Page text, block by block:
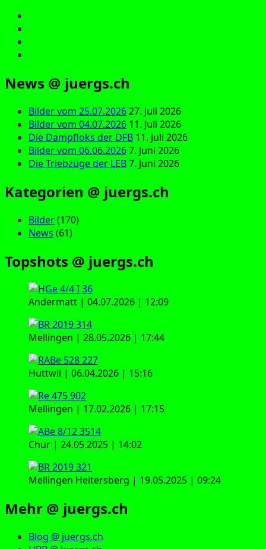
News @ juergs.ch
Bilder vom 25.07.202627. Juli 2026
Bilder vom 04.07.2026 11. Juli 2026
Die Dampfloks der DFB 11. Juli 2026
Bilder vom 06.06.20267. Juni 2026
Die Triebzüge der LEB7. Juni 2026
Kategorien @ juergs.ch
Bilder(170)
News (61)
Topshots @ juergs.ch
Andermatt | 04.07.2026 | 12:09
Mellingen | 28.05.2026 | 17:44
Huttwil | 06.04.2026 | 15:16
Mellingen | 17.02.2026 | 17:15
Chur | 24.05.2025 | 14:02
Mellingen Heitersberg | 19.05.2025 | 09:24
Mehr @ juergs.ch
Blog @ juergs.ch